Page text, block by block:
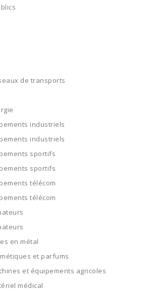
de transports
industriels
industriels
sportifs
sportifs
télécom
télécom
en métal
et parfums
et équipements agricoles
médical